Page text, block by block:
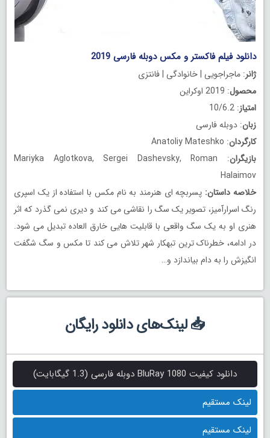
دانلود فیلم فاکستر و مکس دوبله فارسی 2019
ژانر: ماجراجویی | خانوادگی | فانتزی
محصول: 2019 اوکراین
امتیاز: 10/6.2
زبان: دوبله فارسی
کارگردان: Anatoliy Mateshko
بازیگران
: Mariyka Aglotkova, Sergei Dashevsky, Roman
Halaimov
خلاصه داستان: پسربچه ای هنرمند به نام مکس با استفاده از یک اسپری
رنگ اسرارآمیز، تصویر یک سگ را نقاشی می کند و دیری نمی گذرد که اثر
هنری او به یک سگ واقعی با قابلیت هایی خارق العاده تبدیل می شود.
در ادامه، خطرناک ترین تبهکار شهر تلاش می کند تا مکس و سگ شگفت
انگیزش را به دام بیاندازد و…
📥 لینک‌های دانلود رایگان
دانلود کیفیت BluRay 1080 دوبله فارسی (1.3 گیگابایت)
لینک مستقیم
لینک مستقیم